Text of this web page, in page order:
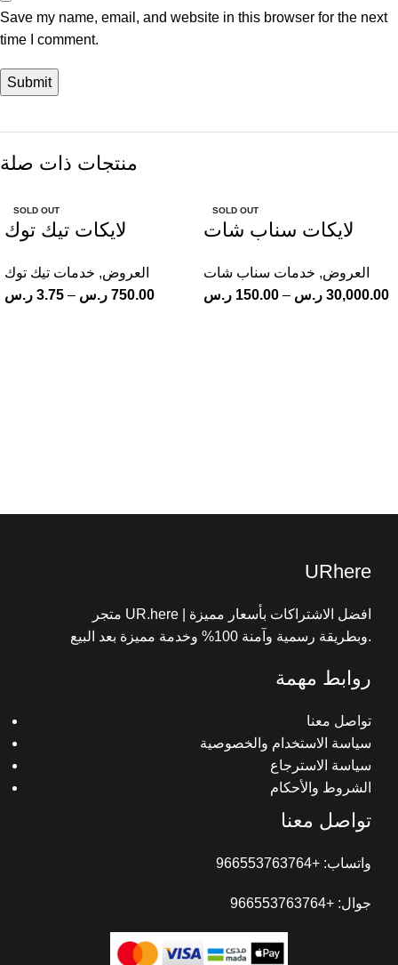
Save my name, email, and website in this browser for the next
time I comment.
منتجات ذات صلة
SOLD OUT
لايكات تيك توك
العروض, خدمات تيك توك
3.75 ر.س – 750.00 ر.س
SOLD OUT
لايكات سناب شات
العروض, خدمات سناب شات
150.00 ر.س – 30,000.00 ر.س
URhere
متجر UR.here | افضل الاشتراكات بأسعار مميزة
وبطريقة رسمية وآمنة 100% وخدمة مميزة بعد البيع.
روابط مهمة
تواصل معنا
سياسة الاستخدام والخصوصية
سياسة الاسترجاع
الشروط والأحكام
تواصل معنا
واتساب: +966553763764
جوال: +966553763764